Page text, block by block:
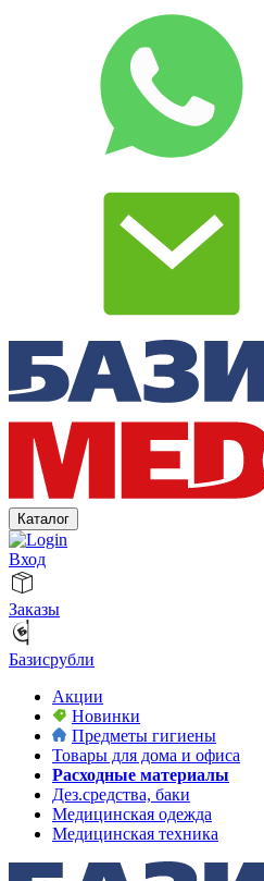
Каталог
Вход
Заказы
Базисрубли
Акции
Новинки
Предметы гигиены
Товары для дома и офиса
Расходные материалы
Дез.средства, баки
Медицинская одежда
Медицинская техника